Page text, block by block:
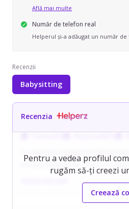
Află mai multe
Număr de telefon real
Helperul și-a adăugat un număr
Recenzii
Babysitting
Pentru a vedea profilul
rugăm să-ți creezi
Creează
Recenzia
urmeze pasiunea de a lucra cu
are lipici. A finalizat in urma cu
care au fost incluse si notiuni de
toamna la un modul de psiho-